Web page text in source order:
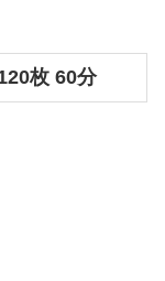
枚 60分